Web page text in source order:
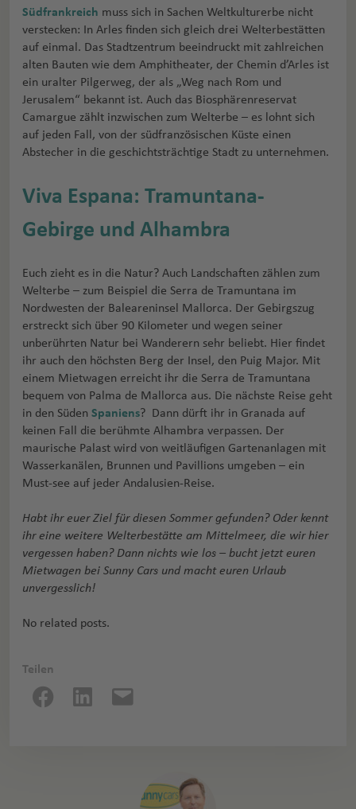
Südfrankreich muss sich in Sachen Weltkulturerbe nicht
verstecken: In Arles finden sich gleich drei Welterbestätten
auf einmal. Das Stadtzentrum beeindruckt mit zahlreichen
alten Bauten wie dem Amphitheater, der Chemin d’Arles ist
ein uralter Pilgerweg, der als „Weg nach Rom und
Jerusalem“ bekannt ist. Auch das Biosphärenreservat
Camargue zählt inzwischen zum Welterbe – es lohnt sich
auf jeden Fall, von der südfranzösischen Küste einen
Abstecher in die geschichtsträchtige Stadt zu unternehmen.
Viva Espana: Tramuntana-
Gebirge und Alhambra
Euch zieht es in die Natur? Auch Landschaften zählen zum
Welterbe – zum Beispiel die Serra de Tramuntana im
Nordwesten der Baleareninsel Mallorca. Der Gebirgszug
erstreckt sich über 90 Kilometer und wegen seiner
unberührten Natur bei Wanderern sehr beliebt. Hier findet
ihr auch den höchsten Berg der Insel, den Puig Major. Mit
einem Mietwagen erreicht ihr die Serra de Tramuntana
bequem von Palma de Mallorca aus. Die nächste Reise geht
in den Süden Spaniens? Dann dürft ihr in Granada auf
keinen Fall die berühmte Alhambra verpassen. Der
maurische Palast wird von weitläufigen Gartenanlagen mit
Wasserkanälen, Brunnen und Pavillions umgeben – ein
Must-see auf jeder Andalusien-Reise.
Habt ihr euer Ziel für diesen Sommer gefunden? Oder kennt
ihr eine weitere Welterbestätte am Mittelmeer, die wir hier
vergessen haben? Dann nichts wie los – bucht jetzt euren
Mietwagen bei Sunny Cars und macht euren Urlaub
unvergesslich!
No related posts.
Teilen